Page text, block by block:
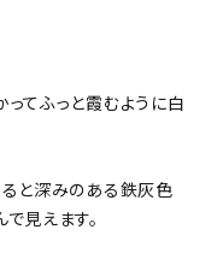
てふっと霞むように白
と深みのある鉄灰色
見えます。